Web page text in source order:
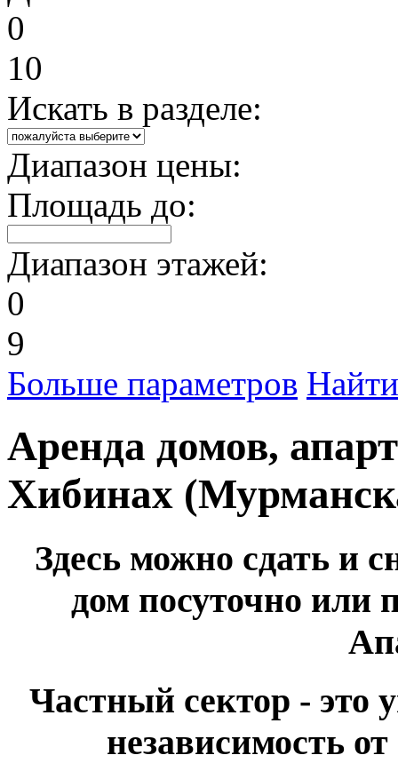
0
10
Искать в разделе:
Диапазон цены:
Площадь до:
Диапазон этажей:
0
9
Больше параметров Найти
Аренда домов,
Хибинах
Здесь можно сдать и
дом посуточно или
Частный сектор - это
независимость